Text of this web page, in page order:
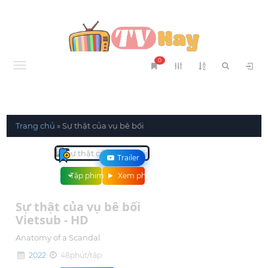
Menu
0
Trang chủ »Sự thật của vụ bê bối
Trailer
Xem phim
Tập phim
Sự thật của vụ bê bối
Vietsub - HD
Anatomy of a Scandal
2022
48phút/tập